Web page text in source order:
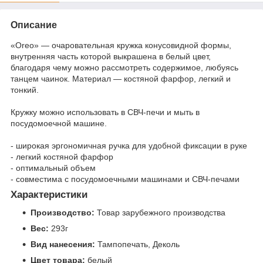
Описание
«Oreo» — очаровательная кружка конусовидной формы,
внутренняя часть которой выкрашена в белый цвет,
благодаря чему можно рассмотреть содержимое, любуясь
танцем чаинок. Материал — костяной фарфор, легкий и
тонкий.
Кружку можно использовать в СВЧ-печи и мыть в
посудомоечной машине.
- широкая эргономичная ручка для удобной фиксации в руке
- легкий костяной фарфор
- оптимальный объем
- совместима с посудомоечными машинами и СВЧ-печами
Характеристики
Производство: Товар зарубежного производства
Вес: 293г
Вид нанесения: Тампопечать, Деколь
Цвет товара: белый